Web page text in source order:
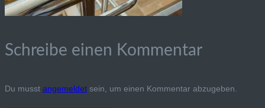
Schreibe einen Kommentar
Du musst angemeldet sein, um einen Kommentar abzugeben.